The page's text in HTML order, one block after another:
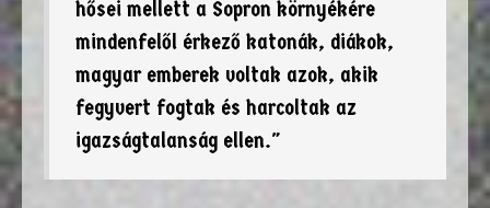
hősei mellett a Sopron környékére
mindenfelől érkező katonák, diákok,
magyar emberek voltak azok, akik
fegyvert fogtak és harcoltak az
igazságtalanság ellen."